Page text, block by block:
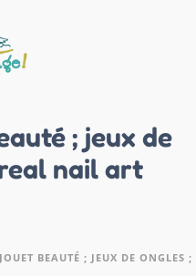
; jeux de
nail art
BEAUTÉ ; JEUX DE ONGLES